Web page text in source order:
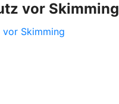
vor Skimming
vor Skimming